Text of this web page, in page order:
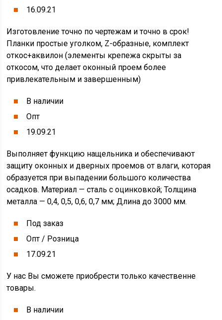
16.09.21
Изготовление точно по чертежам и точно в срок!
Планки простые уголком, Z-образные, комплект
откос+аквилон (элементы крепежа скрыты за
откосом, что делает оконный проем более
привлекательным и завершенным)
В наличии
Опт
19.09.21
Выполняет функцию нащельника и обеспечивают
защиту оконных и дверных проемов от влаги, которая
образуется при выпадении большого количества
осадков. Материал — сталь с оцинковкой; Толщина
металла — 0,4, 0,5, 0,6, 0,7 мм; Длина до 3000 мм.
Под заказ
Опт / Розница
17.09.21
У нас Вы сможете приобрести только качественне
товары.
В наличии